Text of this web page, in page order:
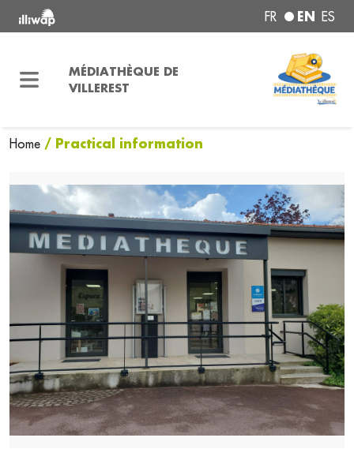
FR EN ES
MÉDIATHÈQUE DE
VILLEREST
Home / Practical information